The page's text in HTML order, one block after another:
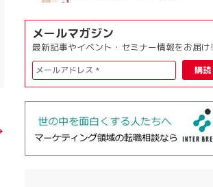
メールマガジン
最新記事やイベント・セミナー情報をお届け!